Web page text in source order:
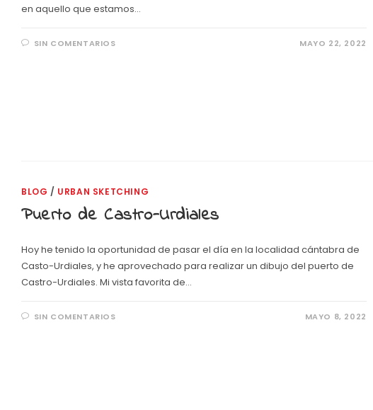
en aquello que estamos…
SIN COMENTARIOS MAYO 22, 2022
BLOG / URBAN SKETCHING
Puerto de Castro-Urdiales
Hoy he tenido la oportunidad de pasar el día en la localidad cántabra de
Casto-Urdiales, y he aprovechado para realizar un dibujo del puerto de
Castro-Urdiales. Mi vista favorita de…
SIN COMENTARIOS MAYO 8, 2022